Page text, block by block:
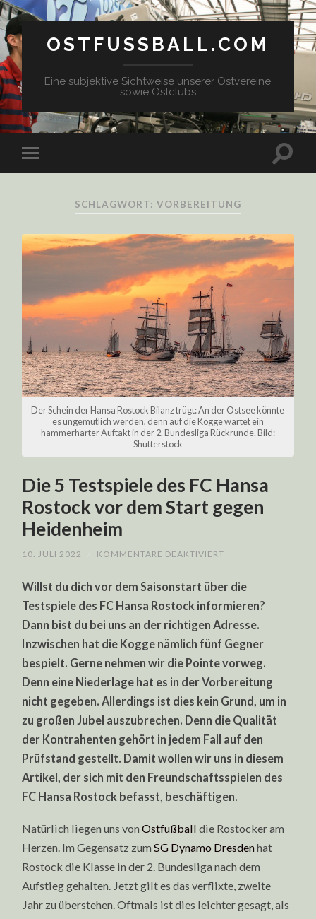
OSTFUSSBALL.COM
Eine subjektive Sichtweise unserer Ostvereine
sowie Ostclubs
SCHLAGWORT: VORBEREITUNG
Der Schein der Hansa Rostock Bilanz trügt: An der Ostsee könnte
es ungemütlich werden, denn auf die Kogge wartet ein
hammerharter Auftakt in der 2. Bundesliga Rückrunde. Bild:
Shutterstock
Die 5 Testspiele des FC Hansa
Rostock vor dem Start gegen
Heidenheim
10. JULI 2022 KOMMENTARE DEAKTIVIERT
TESTSPIELE
FC
ROSTOCK
VOR
DEM
START
GEGEN
HEIDENHEIM
Willst du dich vor dem Saisonstart über die
Testspiele des FC Hansa Rostock informieren?
Dann bist du bei uns an der richtigen Adresse.
Inzwischen hat die Kogge nämlich fünf Gegner
bespielt. Gerne nehmen wir die Pointe vorweg.
Denn eine Niederlage hat es in der Vorbereitung
nicht gegeben. Allerdings ist dies kein Grund, um in
zu großen Jubel auszubrechen. Denn die Qualität
der Kontrahenten gehört in jedem Fall auf den
Prüfstand gestellt. Damit wollen wir uns in diesem
Artikel, der sich mit den Freundschaftsspielen des
FC Hansa Rostock befasst, beschäftigen.
Natürlich liegen uns vonOstfußball die Rostocker am
Herzen. Im Gegensatz zumSG Dynamo Dresdenhat
Rostock die Klasse in der 2. Bundesliga nach dem
Aufstieg gehalten. Jetzt gilt es das verflixte, zweite
Jahr zu überstehen. Oftmals ist dies leichter gesagt, als